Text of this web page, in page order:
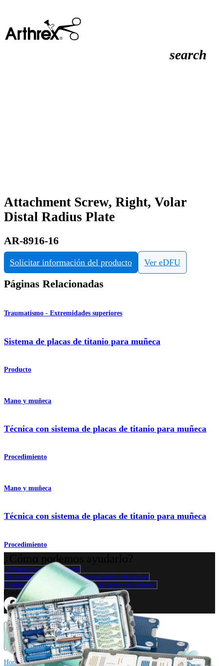
search
Attachment Screw, Right, Volar
Distal Radius Plate
AR-8916-16
Solicitar información del producto Ver eDFU
Páginas Relacionadas
Traumatismo - Extremidades superiores
Sistema de placas de titanio para muñeca
Producto
Mano y muñeca
Técnica con sistema de placas de titanio para muñeca
Procedimiento
Mano y muñeca
Técnica con sistema de placas de titanio para muñeca
Procedimiento
¿Cómo podemos ayudarlo?
Contacte a un representante
Ver eventos, laboratorios y oportunidades educativas
Regístrese para recibir: ¿Qué hay de nuevo en Arthrex?
Conéctese con nosotros
Procedimiento
HombroRodillaCodoMano y muñeca Pie y